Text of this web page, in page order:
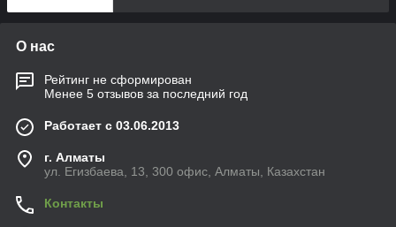
О нас
Рейтинг не сформирован
Менее 5 отзывов за последний год
Работает с 03.06.2013
г. Алматы
ул. Егизбаева, 13, 300 офис, Алматы, Казахстан
Контакты